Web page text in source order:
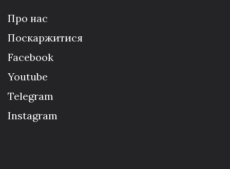
Про нас
Поскаржитися
Facebook
Youtube
Telegram
Instagram